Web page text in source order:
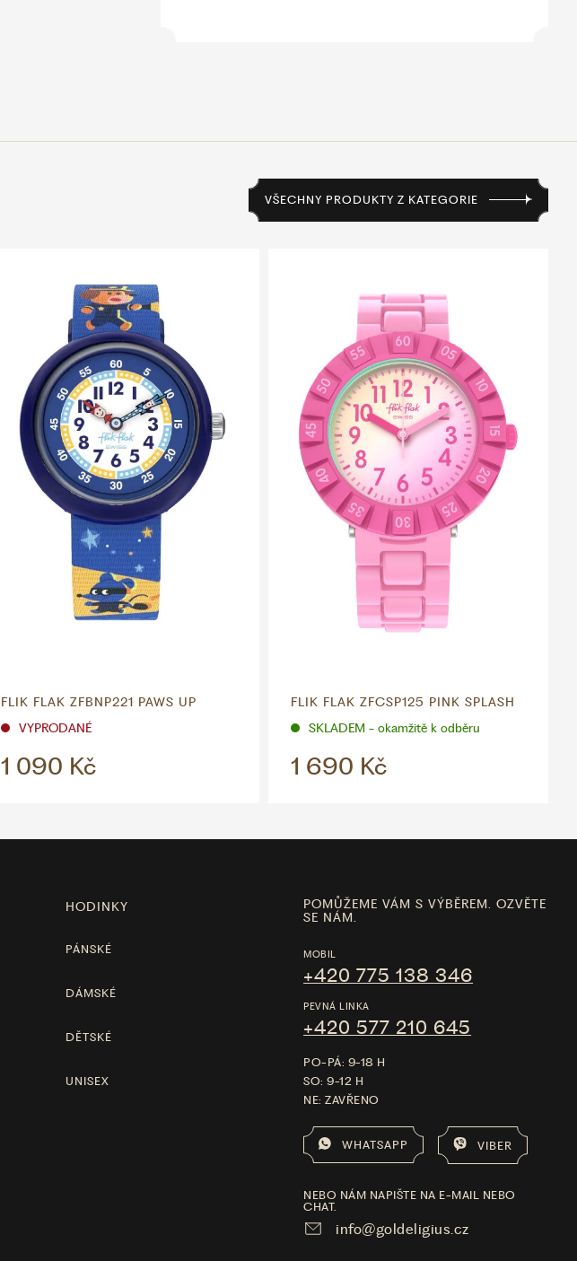
VŠECHNY PRODUKTY Z KATEGORIE
FLIK FLAK ZFBNP221 PAWS UP
VYPRODANÉ
1 090 Kč
FLIK FLAK ZFCSP125 PINK SPLASH
SKLADEM - okamžitě k odběru
1 690 Kč
HODINKY
PÁNSKÉ
DÁMSKÉ
DĚTSKÉ
UNISEX
POMŮŽEME VÁM S VÝBĚREM. OZVĚTE
SE NÁM.
MOBIL
+420 775 138 346
PEVNÁ LINKA
+420 577 210 645
PO-PÁ: 9-18 H
SO: 9-12 H
NE: ZAVŘENO
WHATSAPP VIBER
NEBO NÁM NAPIŠTE NA E-MAIL NEBO
CHAT.
info@goldeligius.cz